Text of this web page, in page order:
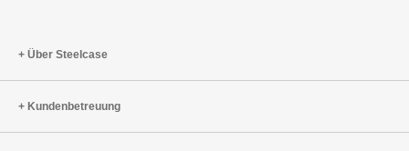
Über Steelcase
Kundenbetreuung